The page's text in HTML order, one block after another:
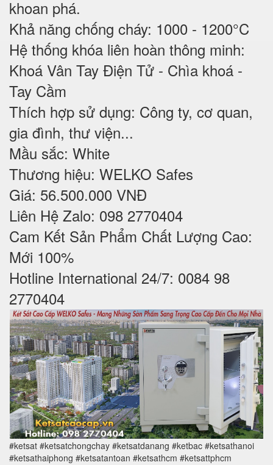
khoan phá.
Khả năng chống cháy: 1000 - 1200°C
Hệ thống khóa liên hoàn thông minh:
Khoá Vân Tay Điện Tử - Chìa khoá -
Tay Cầm
Thích hợp sử dụng: Công ty, cơ quan,
gia đình, thư viện...
Mầu sắc: White
Thương hiệu: WELKO Safes
Giá: 56.500.000 VNĐ
Liên Hệ Zalo: 098 2770404
Cam Kết Sản Phẩm Chất Lượng Cao:
Mới 100%
Hotline International 24/7: 0084 98
2770404
#ketsat #ketsatchongchay #ketsatdanang #ketbac #ketsathanoi
#ketsathaiphong #ketsatantoan #ketsathcm #ketsattphcm